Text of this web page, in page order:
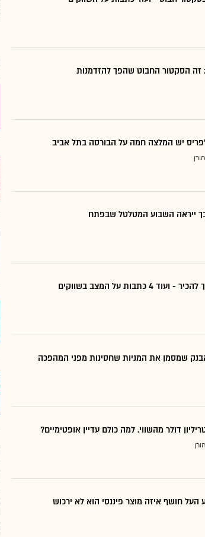
הסקטור החבוט שהפך להזדמנות
יש המלצה חמה על הבורסה בתל אביב
כך ייראה השבוע המטלטל שבפתח
על המצב בשווקים
דולר מהשווי. למה כולם עדיין אופטימיים?
חושף איזה מוצר פיננסי הוא לא ירכוש